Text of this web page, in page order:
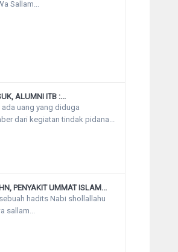
Sallam...
ALUMNI ITB :...
ada uang yang diduga
dari kegiatan tindak pidana...
PENYAKIT UMMAT ISLAM...
hadits Nabi shollallahu
sallam...